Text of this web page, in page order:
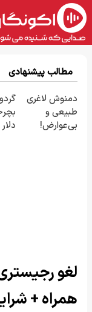
مطالب پیشنهادی
دمنوش لاغری
طبیعی و
بی‌عوارض!
لغو
همراه +